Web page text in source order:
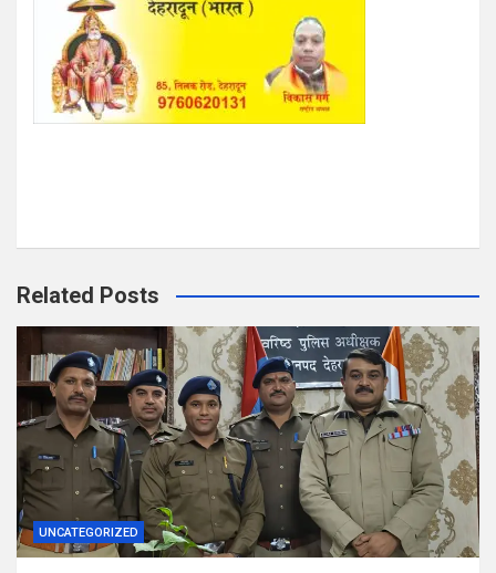
Related Posts
UNCATEGORIZED